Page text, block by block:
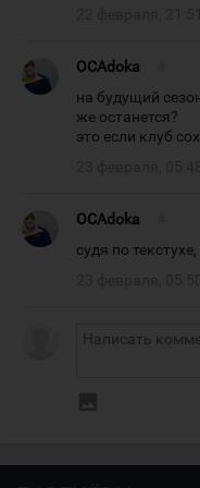
OCAdoka
на будущий
же останется?
это если клуб
OCAdoka
судя по